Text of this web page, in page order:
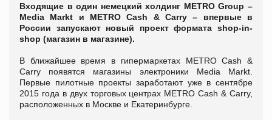
Входящие в один немецкий холдинг METRO Group –
Media Markt и METRO Cash & Carry – впервые в
России запускают новый проект формата shop-in-
shop (магазин в магазине).
В ближайшее время в гипермаркетах METRO Cash &
Carry появятся магазины электроники Media Markt.
Первые пилотные проекты заработают уже в сентябре
2015 года в двух торговых центрах METRO Cash & Carry,
расположенных в Москве и Екатеринбурге.